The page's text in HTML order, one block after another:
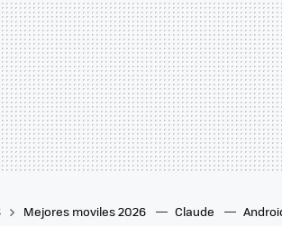
Mejores moviles 2026 Claude